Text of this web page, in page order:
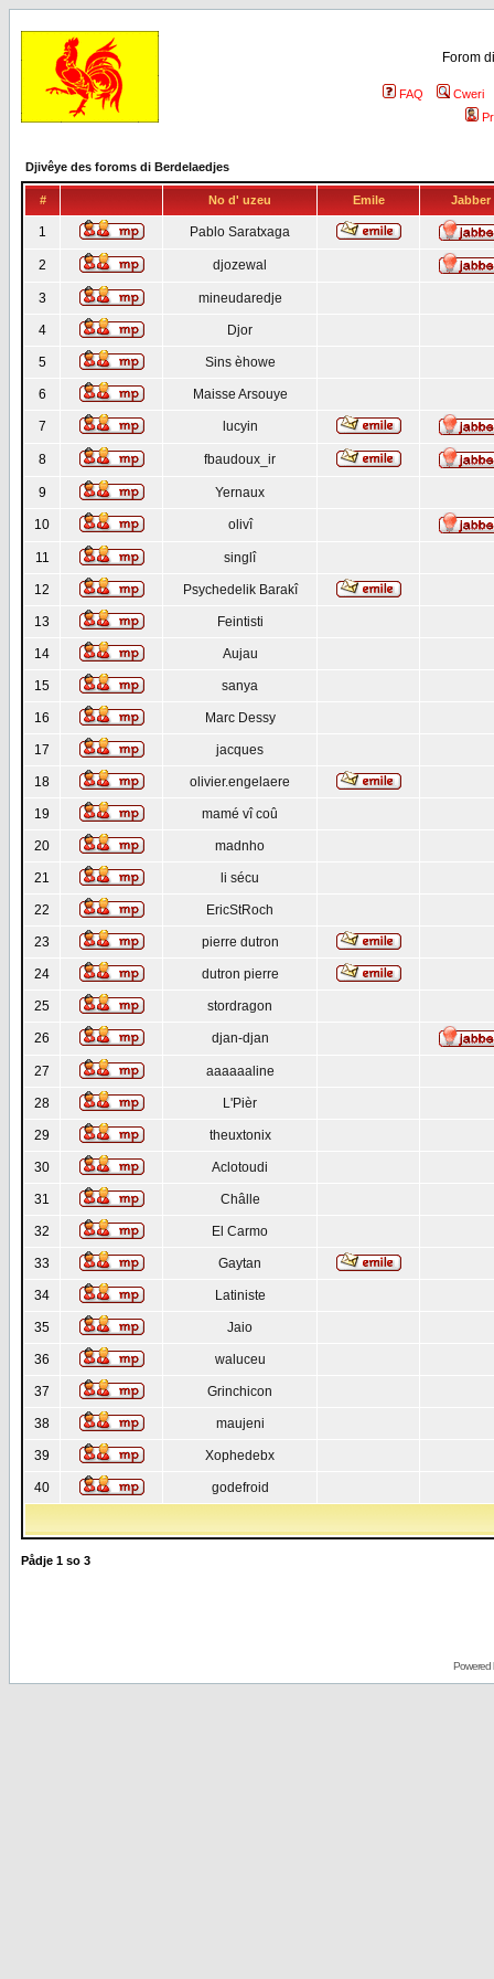
Forom
FAQ
Cweri
Djivêye des foroms di Berdelaedjes
# No d' uzeu Emile Jabber
1 Pablo Saratxaga
2 djozewal
3 mineudaredje
4 Djor
5 Sins èhowe
6 Maisse Arsouye
7 lucyin
8 fbaudoux_ir
9 Yernaux
10 olivî
11 singlî
12 Psychedelik Barakî
13 Feintisti
14 Aujau
15 sanya
16 Marc Dessy
17 jacques
18 olivier.engelaere
19 mamé vî coû
20 madnho
21 li sécu
22 EricStRoch
23 pierre dutron
24 dutron pierre
25 stordragon
26 djan-djan
27 aaaaaaline
28 L'Pièr
29 theuxtonix
30 Aclotoudi
31 Châlle
32 El Carmo
33 Gaytan
34 Latiniste
35 Jaio
36 waluceu
37 Grinchicon
38 maujeni
39 Xophedebx
40 godefroid
Pådje 1 so 3
Powered